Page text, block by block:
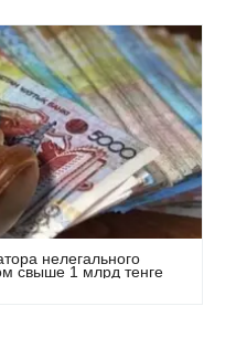
нелегального
свыше 1 млрд тенге